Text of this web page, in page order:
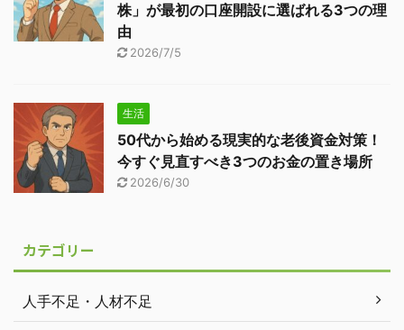
株」が最初の口座開設に選ばれる3つの理
由
2026/7/5
生活
50代から始める現実的な老後資金対策！
今すぐ見直すべき3つのお金の置き場所
2026/6/30
カテゴリー
人手不足・人材不足